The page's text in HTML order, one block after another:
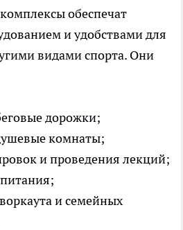
обеспечат
и удобствами для
видами спорта. Они
дорожки;
комнаты;
и проведения лекций;
и семейных